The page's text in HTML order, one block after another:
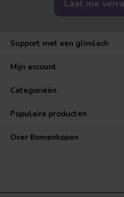
Laat me
Support met een glimlach
Mijn account
Categorieën
Populaire producten
Over Bomenkopen